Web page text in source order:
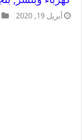
أبريل 19, 2020